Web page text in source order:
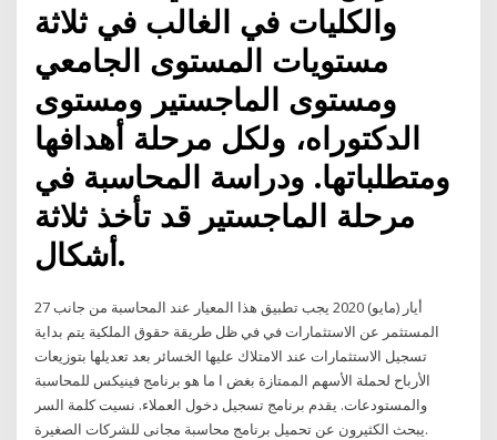
والكليات في الغالب في ثلاثة
مستويات المستوى الجامعي
ومستوى الماجستير ومستوى
الدكتوراه، ولكل مرحلة أهدافها
ومتطلباتها. ودراسة المحاسبة في
مرحلة الماجستير قد تأخذ ثلاثة
أشكال.
27 أيار (مايو) 2020 يجب تطبيق هذا المعيار عند المحاسبة من جانب
المستثمر عن الاستثمارات في في ظل طريقة حقوق الملكية يتم بداية
تسجيل الاستثمارات عند الامتلاك عليها الخسائر بعد تعديلها بتوزيعات
الأرباح لحملة الأسهم الممتازة بغض ا ما هو برنامج فينيكس للمحاسبة
والمستودعات. يقدم برنامج تسجيل دخول العملاء. نسيت كلمة السر
يبحث الكثيرون عن تحميل برنامج محاسبة مجانى للشركات الصغيرة.